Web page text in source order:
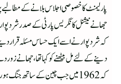
پارلیمنٹ کا خصوصی اجلاس بلانے کے
جھا نے نیشنل کانگریس پارٹی کے صدر شرد
کہ شرد پوار نے اسے ایک حساس مسئلہ قرار
دینے کے لئے مل بیٹھنے کو کہا تھا،جھا نے زور
کہ 1962میں جب چین کے ساتھ جنگ